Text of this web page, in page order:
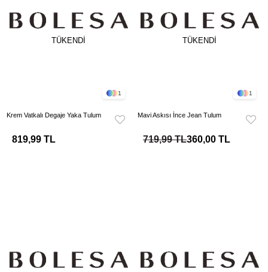
TÜKENDI
1
Krem Vatkalı Degaje Yaka Tulum
819,99 TL
TÜKENDI
1
Mavi Askısı İnce Jean Tulum
360,00 TL
719,99 TL